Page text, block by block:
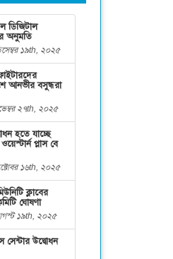
ডিজিটাল
অনুমতি
১৯th, ২০২৫
আনভীর বসুন্ধরা
২৭th, ২০২৫
হতে যাচ্ছে
প্লাস বে
১৬th, ২০২৫
ক্লাবের
ঘোষণা
১৯th, ২০২৫
সেন্টার উদ্বোধন